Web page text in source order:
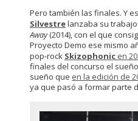
Pero también las finales. Y
Silvestrelanzaba su
Away(2014), con el que
Proyecto Demo ese mismo
pop-rock Skizophonic en
finales del concurso el
sueño que en la edición de
ya que pasó a formar parte